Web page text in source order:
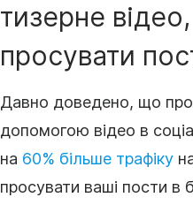
тизерне відео
просувати
Давно доведено, що
допомогою відео в
на 60% більше трафіку
просувати ваші пости в